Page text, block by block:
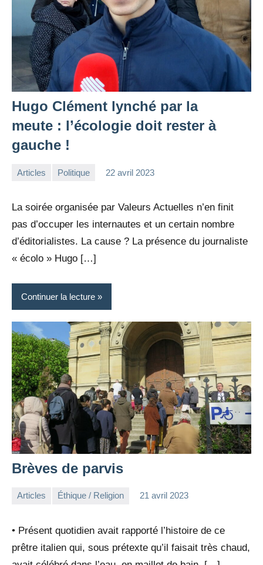
Hugo Clément lynché par la
meute : l’écologie doit rester à
gauche !
Articles Politique 22 avril 2023
La soirée organisée par Valeurs Actuelles n’en finit
pas d’occuper les internautes et un certain nombre
d’éditorialistes. La cause ? La présence du journaliste
« écolo » Hugo […]
Continuer la lecture
Brèves de parvis
Articles Éthique / Religion 21 avril 2023
• Présent quotidien avait rapporté l’histoire de ce
prêtre italien qui, sous prétexte qu’il faisait très chaud,